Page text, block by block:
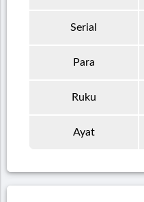
Serial
Para
Ruku
Ayat